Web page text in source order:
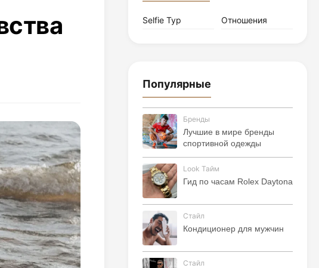
Selfie Тур Отношения
Популярные
Бренды
Лучшие в мире бренды
спортивной одежды
Look Тайм
Гид по часам Rolex Daytona
Стайл
Кондиционер для мужчин
Стайл